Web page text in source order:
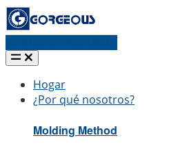
Hogar
¿Por qué nosotros?
Molding Method